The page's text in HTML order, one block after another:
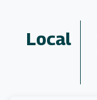
Local